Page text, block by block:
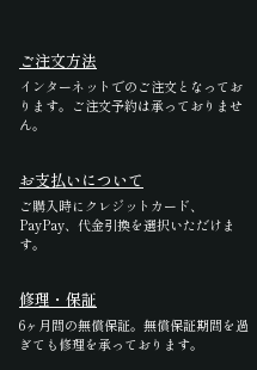
ご注文方法
インターネットでのご注文となってお
ります。ご注文予約は承っておりませ
ん。
お支払いについて
ご購入時にクレジットカード、
PayPay、代金引換を選択いただけま
す。
修理・保証
6ヶ月間の無償保証。無償保証期間を過
ぎても修理を承っております。